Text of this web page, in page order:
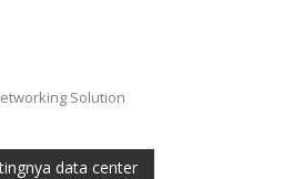
Solution
data center